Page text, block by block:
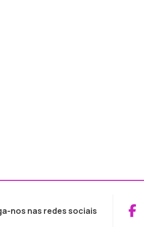
nos nas redes sociais